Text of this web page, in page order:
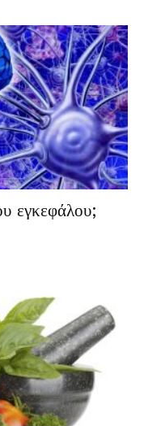
εγκεφάλου;